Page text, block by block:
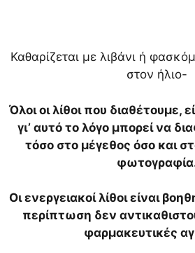
Καθαρίζεται με λιβάνι ή
στον ήλιο-
Όλοι οι λίθοι που διαθέτουμε,
γι’ αυτό το λόγο μπορεί να
τόσο στο μέγεθος όσο και
Οι ενεργειακοί λίθοι είναι
περίπτωση δεν
φαρμακευτικές